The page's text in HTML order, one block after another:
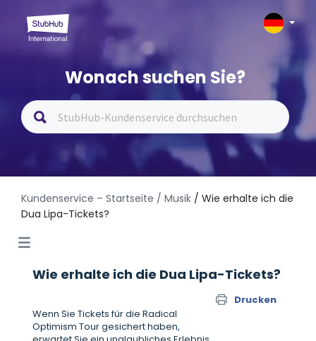
Wonach suchen Sie?
Kundenservice – Startseite / Musik / Wie erhalte ich die
Dua Lipa-Tickets?
Wie erhalte ich die Dua Lipa-Tickets?
Drucken
Wenn Sie Tickets für die Radical
Optimism Tour gesichert haben,